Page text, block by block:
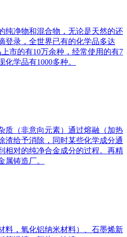
纯净物和混合物，无论是天然的还
登录，全世界已有的化学品多达
市的有10万余种，经常使用的有7
学品有1000多种。
质（非意向元素）通过熔融（加热
渣给予消除，同时某些化学成分通
相对的纯净合金成分的过程。再精
属铸造厂。
料，氧化铝纳米材料）、石墨烯新